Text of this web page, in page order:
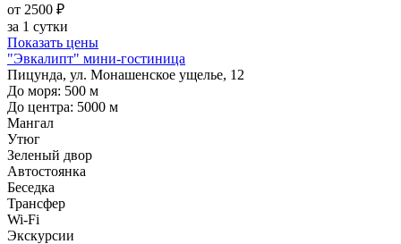
от 2500 ₽
за 1 сутки
Показать цены
"Эвкалипт" мини-гостиница
Пицунда, ул. Монашенское ущелье, 12
До моря: 500 м
До центра: 5000 м
Мангал
Утюг
Зеленый двор
Автостоянка
Беседка
Трансфер
Wi-Fi
Экскурсии